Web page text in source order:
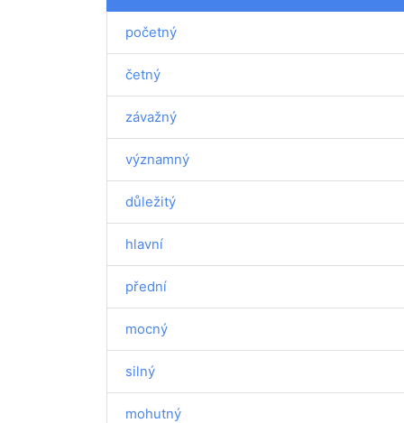
početný
četný
závažný
významný
důležitý
hlavní
přední
mocný
silný
mohutný